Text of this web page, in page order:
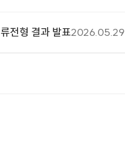
전형 결과 발표2026.05.29